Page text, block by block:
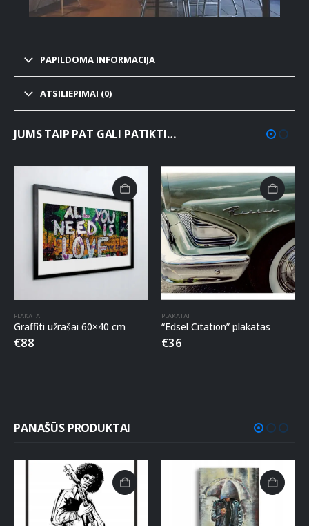
PAPILDOMA INFORMACIJA
ATSILIEPIMAI (0)
JUMS TAIP PAT GALI PATIKTI…
PLAKATAI
Graffiti užrašai 60×40 cm
€88
PLAKATAI
“Edsel Citation” plakatas
€36
PANAŠŪS PRODUKTAI